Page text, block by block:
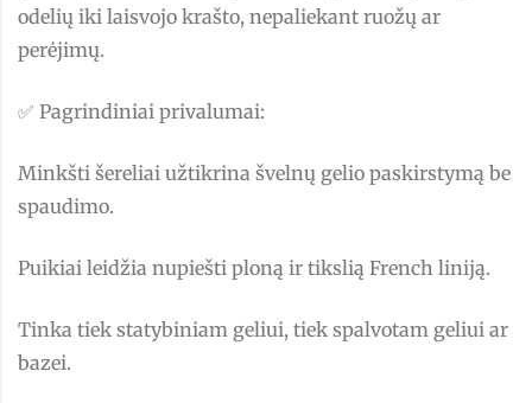
odelių iki laisvojo krašto, nepaliekant ruožų ar
perėjimų.
✅ Pagrindiniai privalumai:
Minkšti šereliai užtikrina švelnų gelio paskirstymą be
spaudimo.
Puikiai leidžia nupiešti ploną ir tikslią French liniją.
Tinka tiek statybiniam geliui, tiek spalvotam geliui ar
bazei.